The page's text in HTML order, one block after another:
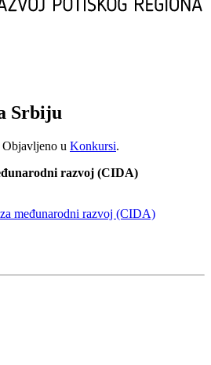
Srbiju
Objavljeno u Konkursi.
razvoj (CIDA)
međunarodni razvoj (CIDA)